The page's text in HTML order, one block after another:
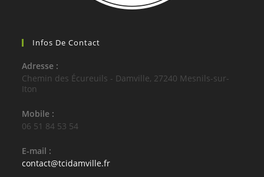
Infos De Contact
Adresse :
Chemin des Écureuils - Damville, 27240 Mesnils-sur-
Iton
Mobile :
06 51 84 53 54
E-mail :
contact@tcidamville.frS’ouvre